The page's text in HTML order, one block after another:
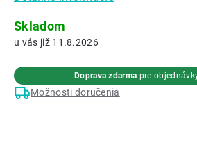
hviezdičiek.
Skladom
11.8.2026
Možnosti doručenia
Doprava zdarma pre